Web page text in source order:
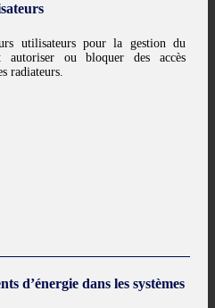
utilisateurs pour la gestion du
ou bloquer des accès
radiateurs.
d’énergie dans les systèmes